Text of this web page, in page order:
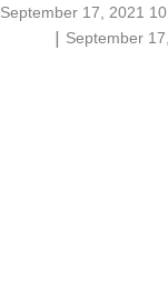
September 17, 2021
September
|